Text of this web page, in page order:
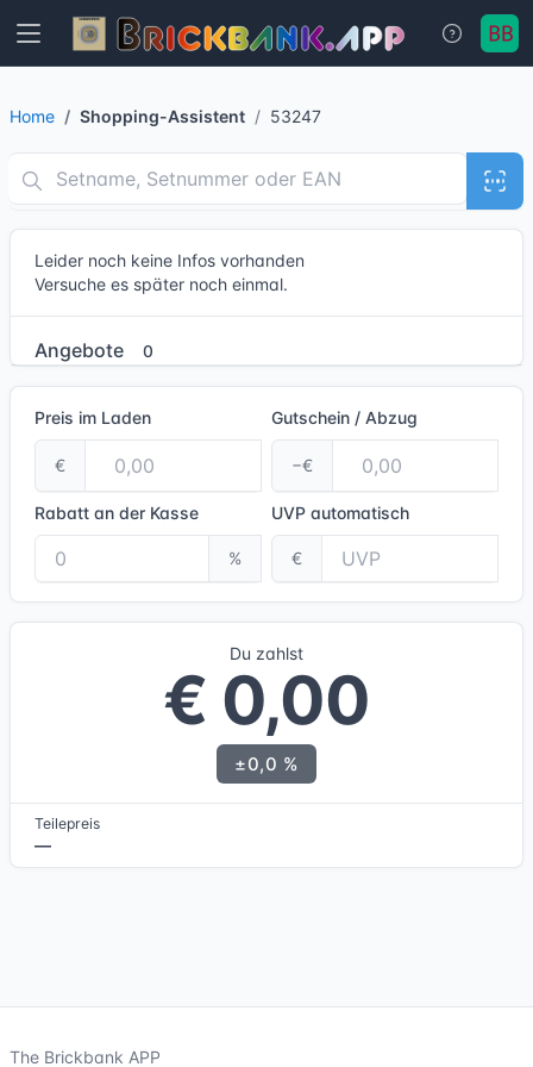
Home Shopping-Assistent 53247
Leider noch keine Infos vorhanden
Versuche es später noch einmal.
Angebote 0
Preis im Laden
€
Gutschein / Abzug
−€
Rabatt an der Kasse
%
UVP automatisch
€
Du zahlst
€ 0,00
±0,0 %
Teilepreis
—
The Brickbank APP